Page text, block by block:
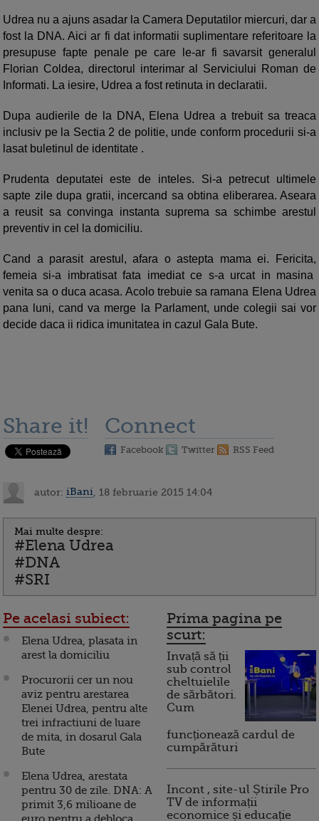
Udrea nu a ajuns asadar la Camera Deputatilor miercuri, dar a
fost la DNA. Aici ar fi dat informatii suplimentare referitoare la
presupuse fapte penale pe care le-ar fi savarsit generalul
Florian Coldea, directorul interimar al Serviciului Roman de
Informati. La iesire, Udrea a fost retinuta in declaratii.
Dupa audierile de la DNA, Elena Udrea a trebuit sa treaca
inclusiv pe la Sectia 2 de politie, unde conform procedurii si-a
lasat buletinul de identitate .
Prudenta deputatei este de inteles. Si-a petrecut ultimele
sapte zile dupa gratii, incercand sa obtina eliberarea. Aseara
a reusit sa convinga instanta suprema sa schimbe arestul
preventiv in cel la domiciliu.
Cand a parasit arestul, afara o astepta mama ei. Fericita,
femeia si-a imbratisat fata imediat ce s-a urcat in masina
venita sa o duca acasa. Acolo trebuie sa ramana Elena Udrea
pana luni, cand va merge la Parlament, unde colegii sai vor
decide daca ii ridica imunitatea in cazul Gala Bute.
Share it! Connect
Facebook Twitter RSS Feed
autor: iBani , 18 februarie 2015 14:04
Mai multe despre:
#Elena Udrea
#DNA
#SRI
Pe acelasi subiect:
Elena Udrea, plasata in
arest la domiciliu
Procurorii cer un nou
aviz pentru arestarea
Elenei Udrea, pentru alte
trei infractiuni de luare
de mita, in dosarul Gala
Bute
Elena Udrea, arestata
pentru 30 de zile. DNA: A
primit 3,6 milioane de
Prima pagina pe
scurt:
Invață să ții
sub control
cheltuielile
de sărbători.
Cum
funcționează cardul de
cumpărături
Incont , site-ul Știrile Pro
TV de informații
economice și educație